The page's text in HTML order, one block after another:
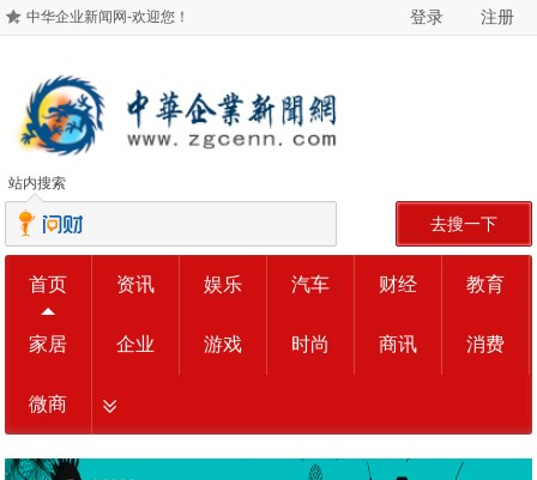
中华企业新闻网-欢迎您！ 登录 注册
站内搜索
去搜一下
首页 资讯 娱乐 汽车 财经 教育
家居 企业 游戏 时尚 商讯 消费
微商